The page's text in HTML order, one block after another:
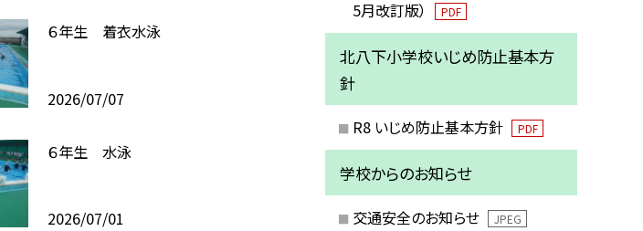
６年生 着衣水泳
2026/07/07
６年生 水泳
2026/07/01
5月改訂版）
PDF
北八下小学校いじめ防止基本方
針
R8 いじめ防止基本方針 PDF
学校からのお知らせ
交通安全のお知らせ JPEG